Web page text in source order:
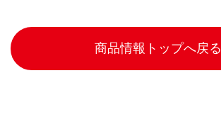
商品情報トップへ戻る